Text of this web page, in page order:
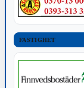
FASTIGHET